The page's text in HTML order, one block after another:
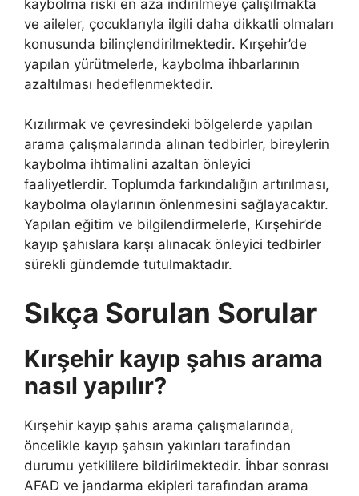
kaybolma riski en aza indirilmeye çalışılmakta
ve aileler, çocuklarıyla ilgili daha dikkatli olmaları
konusunda bilinçlendirilmektedir. Kırşehir’de
yapılan yürütmelerle, kaybolma ihbarlarının
azaltılması hedeflenmektedir.
Kızılırmak ve çevresindeki bölgelerde yapılan
arama çalışmalarında alınan tedbirler, bireylerin
kaybolma ihtimalini azaltan önleyici
faaliyetlerdir. Toplumda farkındalığın artırılması,
kaybolma olaylarının önlenmesini sağlayacaktır.
Yapılan eğitim ve bilgilendirmelerle, Kırşehir’de
kayıp şahıslara karşı alınacak önleyici tedbirler
sürekli gündemde tutulmaktadır.
Sıkça Sorulan Sorular
Kırşehir kayıp şahıs arama
nasıl yapılır?
Kırşehir kayıp şahıs arama çalışmalarında,
öncelikle kayıp şahsın yakınları tarafından
durumu yetkililere bildirilmektedir. İhbar sonrası
AFAD ve jandarma ekipleri tarafından arama